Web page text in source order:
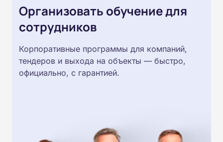
Организовать обучение для
сотрудников
Корпоративные программы для компаний,
тендеров и выхода на объекты — быстро,
официально, с гарантией.